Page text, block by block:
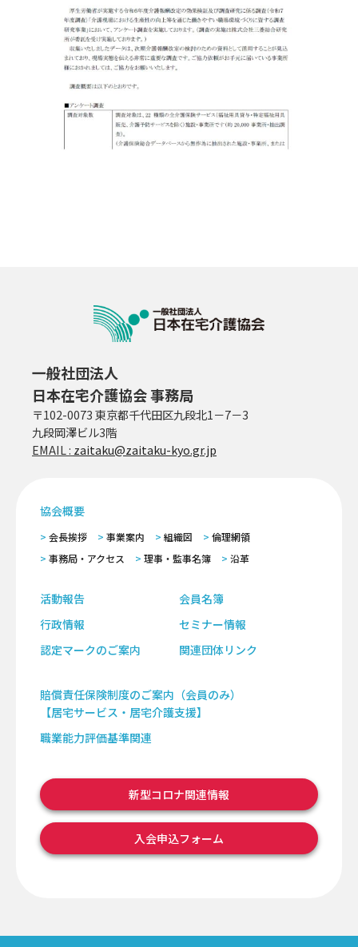
一般社団法人
日本在宅介護協会 事務局
〒102-0073 東京都千代田区九段北1－7－3
九段岡澤ビル3階
EMAIL : zaitaku@zaitaku-kyo.gr.jp
協会概要
会長挨拶 事業案内 組織図
倫理網領
事務局・アクセス
理事・監事名簿 沿革
活動報告
会員名簿
行政情報
セミナー情報
認定マークのご案内
関連団体リンク
賠償責任保険制度のご案内（会員のみ）
【居宅サービス・居宅介護支援】
職業能力評価基準関連
新型コロナ関連情報
入会申込フォーム